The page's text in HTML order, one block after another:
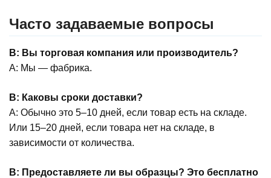
Часто задаваемые вопросы
В: Вы торговая компания или производитель?
A: Мы — фабрика.
В: Каковы сроки доставки?
A: Обычно это 5–10 дней, если товар есть на складе.
Или 15–20 дней, если товара нет на складе, в
зависимости от количества.
В: Предоставляете ли вы образцы? Это бесплатно